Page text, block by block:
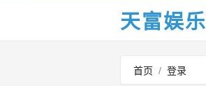
天富娱乐
首页 / 登录